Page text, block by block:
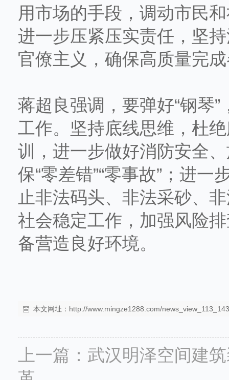
用市场的手段，调动市民
进一步压紧压实责任，坚
官僚主义，确保高质量完
蒋超良强调，要弹好“钢琴
工作。坚持底线思维，杜
训，进一步做好消防安全
保“零差错”“零事故”；进
止非法码头、非法采砂、
社会稳定工作，加强风险
备营造良好环境。
本文网址： http://www.mingze1288.com/
上一篇： 武汉明泽空间建